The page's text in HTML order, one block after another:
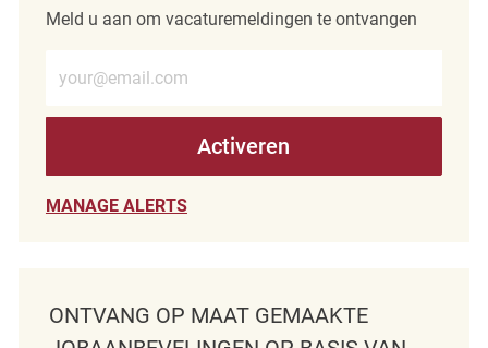
Meld u aan om vacaturemeldingen te ontvangen
Activeren
MANAGE ALERTS
ONTVANG OP MAAT GEMAAKTE